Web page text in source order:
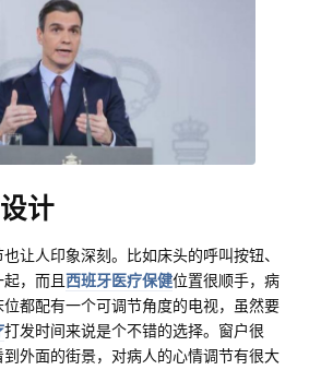
计
让人印象深刻。比如床头的呼叫按钮、
，而且西班牙医疗保健位置很顺手，病
都配有一个可调节角度的电视，虽然要
打发时间来说是个不错的选择。窗户很
外面的街景，对病人的心情调节有很大